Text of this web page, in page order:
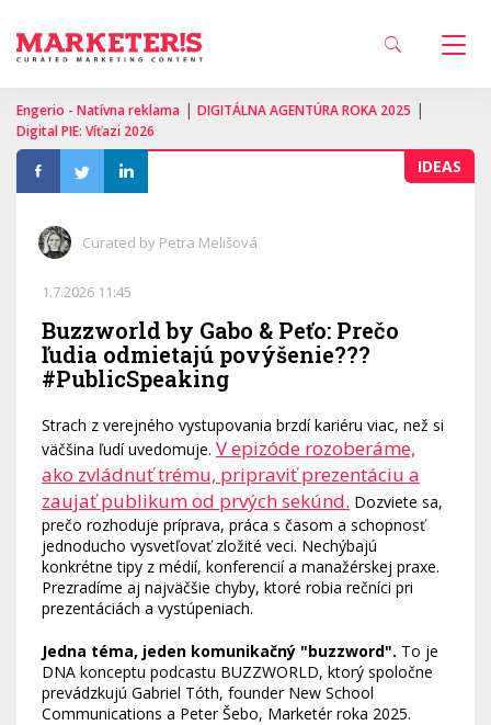
Engerio - Natívna reklama | DIGITÁLNA AGENTÚRA ROKA 2025 |
Digital PIE: Víťazi 2026
IDEAS
Curated by Petra Melišová
1.7.2026 11:45
Buzzworld by Gabo & Peťo: Prečo
ľudia odmietajú povýšenie???
#PublicSpeaking
Strach z verejného vystupovania brzdí kariéru viac, než si
väčšina ľudí uvedomuje. V epizóde rozoberáme,
ako zvládnuť trému, pripraviť prezentáciu a
zaujať publikum od prvých sekúnd. Dozviete sa,
prečo rozhoduje príprava, práca s časom a schopnosť
jednoducho vysvetľovať zložité veci. Nechýbajú
konkrétne tipy z médií, konferencií a manažérskej praxe.
Prezradíme aj najväčšie chyby, ktoré robia rečníci pri
prezentáciách a vystúpeniach.
Jedna téma, jeden komunikačný "buzzword". To je
DNA konceptu podcastu BUZZWORLD, ktorý spoločne
prevádzkujú Gabriel Tóth, founder New School
Communications a Peter Šebo, Marketér roka 2025.